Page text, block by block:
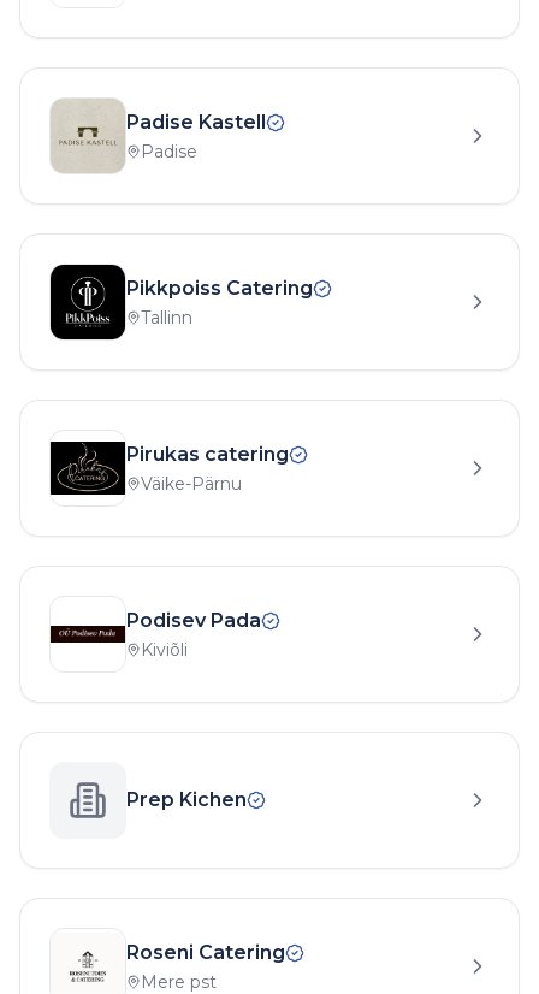
Padise Kastell
Padise
Pikkpoiss Catering
Tallinn
Pirukas catering
Väike-Pärnu
Podisev Pada
Kiviõli
Prep Kichen
Roseni Catering
Mere pst